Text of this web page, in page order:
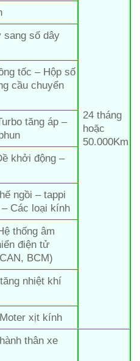
24 tháng
hoặc
50.000Km
sang số dây
tốc – Hộp số
cầu chuyển
tăng áp –
khởi động –
ngồi – tappi
Các loại kính
thống âm
điện tử
BCM)
nhiệt khí
xịt kính
thân xe